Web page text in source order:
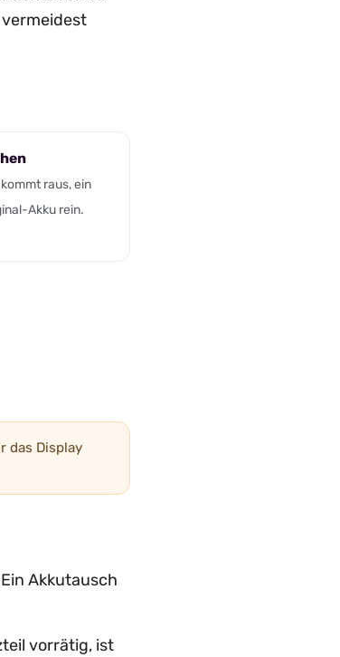
vermeidest
raus, ein
Akku rein.
das Display
Akkutausch
vorrätig, ist